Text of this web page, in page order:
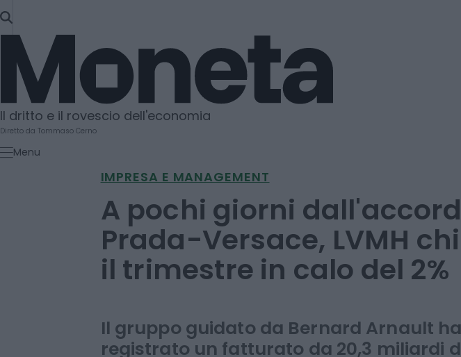
SKIP
TO
CONTENT
Moneta
Il dritto e il rovescio dell'economia
Diretto da Tommaso Cerno
Menu
IMPRESA E MANAGEMENT
A pochi giorni dall'accordo
il trimestre in calo del 2%